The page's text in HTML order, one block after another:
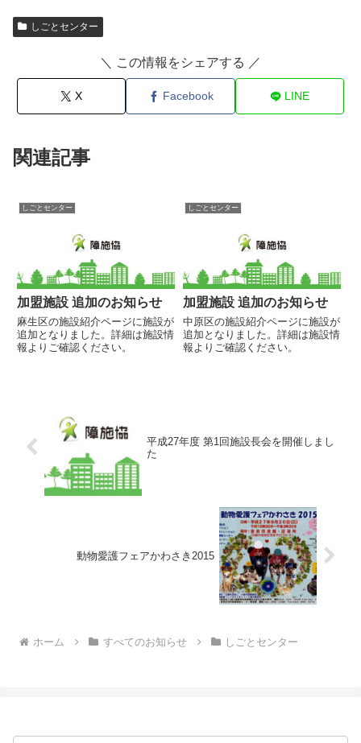
しごとセンター
＼ この情報をシェアする ／
X Facebook LINE
関連記事
しごとセンター
加盟施設 追加のお知らせ
麻生区の施設紹介ページに施設が
追加となりました。詳細は施設情
報よりご確認ください。
しごとセンター
加盟施設 追加のお知らせ
中原区の施設紹介ページに施設が
追加となりました。詳細は施設情
報よりご確認ください。
平成27年度 第1回施設長会を開催しまし
た
動物愛護フェアかわさき2015
ホーム すべてのお知らせ しごとセンター